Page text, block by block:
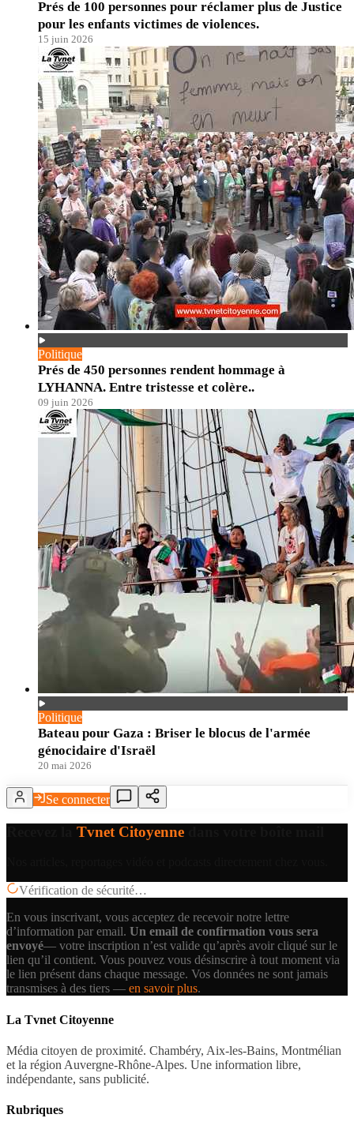
Prés de 100 personnes pour réclamer plus de Justice
pour les enfants victimes de violences.
15 juin 2026
Politique
Prés de 450 personnes rendent hommage à
LYHANNA. Entre tristesse et colère..
09 juin 2026
Politique
Bateau pour Gaza : Briser le blocus de l'armée
génocidaire d'Israël
20 mai 2026
Se connecter
Tvnet Citoyenne
Vérification de sécurité…
En vous inscrivant, vous acceptez de recevoir notre lettre
d’information par email. Un email de confirmation vous sera
envoyé— votre inscription n’est valide qu’après avoir cliqué sur le
lien qu’il contient. Vous pouvez vous désinscrire à tout moment via
le lien présent dans chaque message. Vos données ne sont jamais
transmises à des tiers — en savoir plus.
La Tvnet Citoyenne
Média citoyen de proximité. Chambéry, Aix-les-Bains, Montmélian
et la région Auvergne-Rhône-Alpes. Une information libre,
indépendante, sans publicité.
Rubriques